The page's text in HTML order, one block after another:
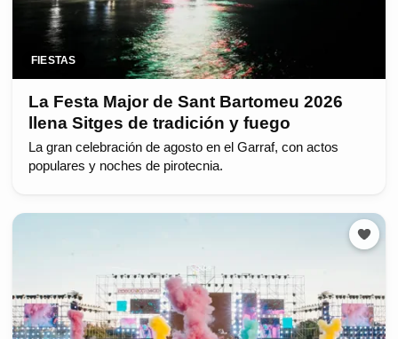
FIESTAS
La Festa Major de Sant Bartomeu 2026
llena Sitges de tradición y fuego
La gran celebración de agosto en el Garraf, con actos
populares y noches de pirotecnia.